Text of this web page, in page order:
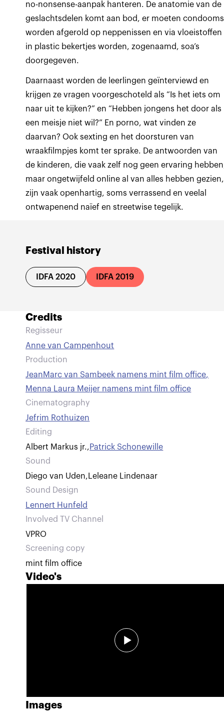
Festival history
IDFA 2020 IDFA 2019
no-nonsense-aanpak hanteren. De anatomie van de
geslachtsdelen komt aan bod, er moeten condooms
worden afgerold op neppenissen en via vloeistoffen
in plastic bekertjes worden, zogenaamd, soa’s
doorgegeven.
Daarnaast worden de leerlingen geïnterviewd en
krijgen ze vragen voorgeschoteld als “Is het iets om
naar uit te kijken?” en “Hebben jongens het door als
een meisje niet wil?” En porno, wat vinden ze
daarvan? Ook sexting en het doorsturen van
wraakfilmpjes komt ter sprake. De antwoorden van
de kinderen, die vaak zelf nog geen ervaring
maar ongetwijfeld online al van alles hebben gezien,
zijn vaak openhartig, soms verrassend en veelal
ontwapenend naïef en streetwise tegelijk.
Credits
Regisseur
Anne van Campenhout
Production
JeanMarc van Sambeek namens mint film office,
Menna Laura Meijer namens mint film office
Cinematography
Jefrim Rothuizen
Editing
Albert Markus jr.,Patrick Schonewille
Sound
Diego van Uden, Leleane Lindenaar
Sound Design
Lennert Hunfeld
Involved TV Channel
VPRO
Screening copy
mint film office
Video's
Images